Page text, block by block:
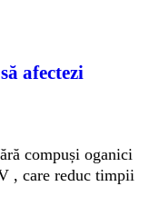
afectezi
compuși oganici
, care reduc timpii